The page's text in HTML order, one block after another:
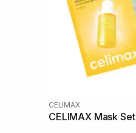
CELIMAX
CELIMAX Mask Set